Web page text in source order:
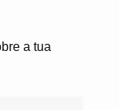
a tua